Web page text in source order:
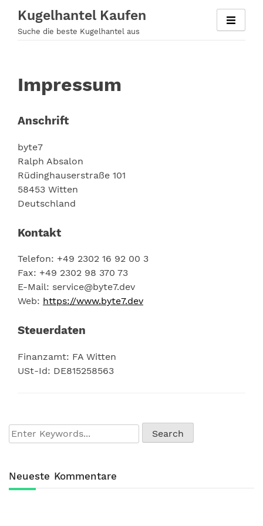
Inhalt
springen
Kugelhantel Kaufen
Suche die beste Kugelhantel aus
Impressum
Anschrift
byte7
Ralph Absalon
Rüdinghauserstraße 101
58453 Witten
Deutschland
Kontakt
Telefon: +49 2302 16 92 00 3
Fax: +49 2302 98 370 73
E-Mail: service@byte7.dev
Web: https://www.byte7.dev
Steuerdaten
Finanzamt: FA Witten
USt-Id: DE815258563
Neueste Kommentare